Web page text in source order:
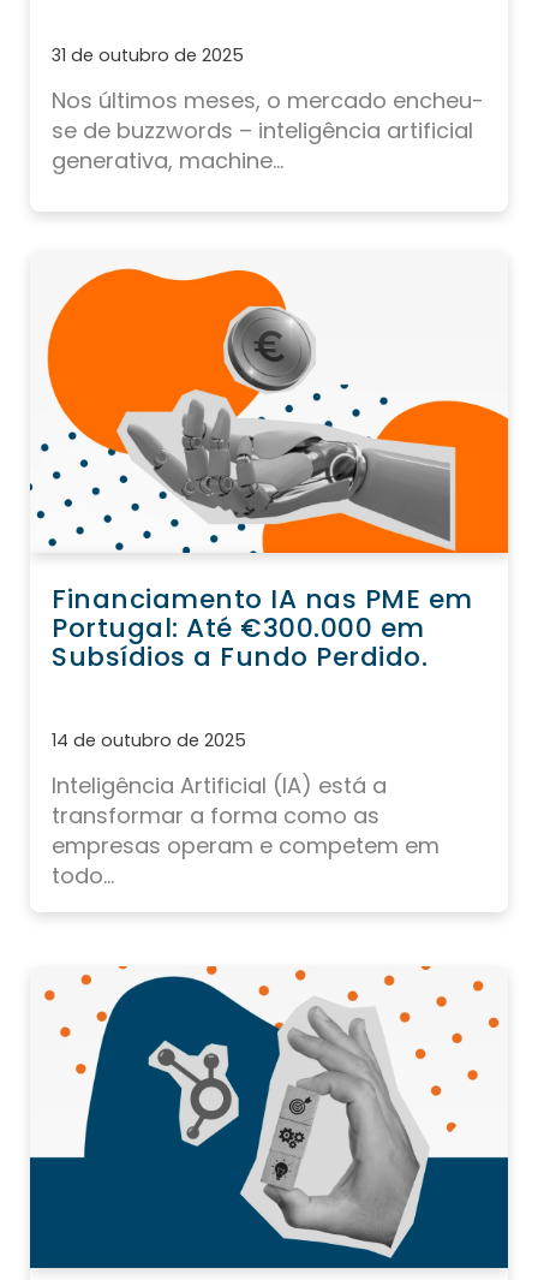
31 de outubro de 2025
Nos últimos meses, o mercado encheu-
se de buzzwords – inteligência artificial
generativa, machine...
Financiamento IA nas PME em
Portugal: Até €300.000 em
Subsídios a Fundo Perdido.
14 de outubro de 2025
Inteligência Artificial (IA) está a
transformar a forma como as
empresas operam e competem em
todo...